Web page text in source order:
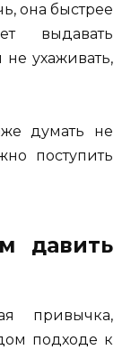
она быстрее
выдавать
ухаживать,
думать не
поступить
давить
привычка,
подходе к